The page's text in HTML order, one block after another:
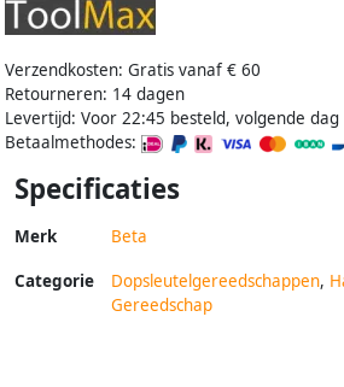
Verzendkosten: Gratis vanaf € 60
Retourneren: 14 dagen
Levertijd: Voor 22:45 besteld, volgende dag
Betaalmethodes:
Specificaties
Merk Beta
Categorie Dopsleutelgereedschappen,
Gereedschap